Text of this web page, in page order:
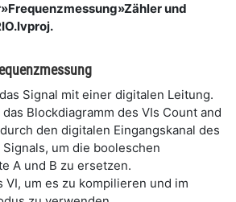
und
Signal mit einer digitalen Leitung.
Blockdiagramm des VIs Count and
den digitalen Eingangskanal des
um die booleschen
A und B zu ersetzen.
VI, um es zu kompilieren und im